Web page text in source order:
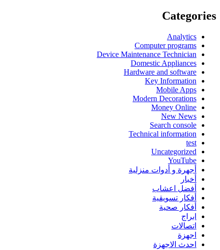
Categories
Analytics
Computer programs
Device Maintenance Technician
Domestic Appliances
Hardware and software
Key Information
Mobile Apps
Modern Decorations
Money Online
New News
Search console
Technical information
test
Uncategorized
YouTube
أجهرة و أدوات منزلية
أخبار
أفضل اعشاب
أفكار تسويقية
أفكار صحية
ابراج
اتصالات
اجهزة
احدث الاجهزة